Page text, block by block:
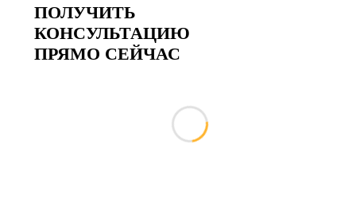
ПОЛУЧИТЬ
КОНСУЛЬТАЦИЮ
ПРЯМО СЕЙЧАС